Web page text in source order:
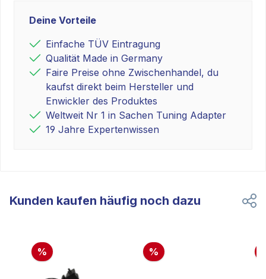
Deine Vorteile
Einfache TÜV Eintragung
Qualität Made in Germany
Faire Preise ohne Zwischenhandel, du
kaufst direkt beim Hersteller und
Enwickler des Produktes
Weltweit Nr 1 in Sachen Tuning Adapter
19 Jahre Expertenwissen
Kunden kaufen häufig noch dazu
% %